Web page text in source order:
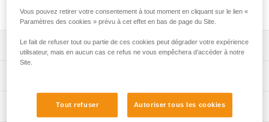
Descriptif
Poids: 37 g
Informations techniques
Vous pouvez retirer votre consentement à tout moment en cliquant sur le lien «
Paramètres des cookies » prévu à cet effet en bas de page du Site.
Le fait de refuser tout ou partie de ces cookies peut dégrader votre expérience
utilisateur, mais en aucun cas ce refus ne vous empêchera d’accéder à notre
Site.
Tout refuser Autoriser tous les cookies